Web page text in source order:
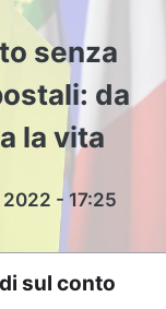
senza
da
la vita
- 17:25
sul conto